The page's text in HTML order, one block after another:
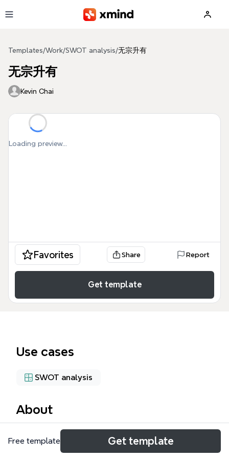
Templates/Work/SWOT analysis/无宗升有
无宗升有
Kevin Chai
Loading preview...
Favorites Share Report
Get template
Use cases
SWOT analysis
About
这份「无宗升有」SWOT分析思维导图模板专为数字营
销人员和企业主设计，旨在对Facebook广告投放策略
Free template Get template